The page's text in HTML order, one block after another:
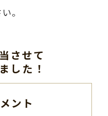
。
させて
した！
ント